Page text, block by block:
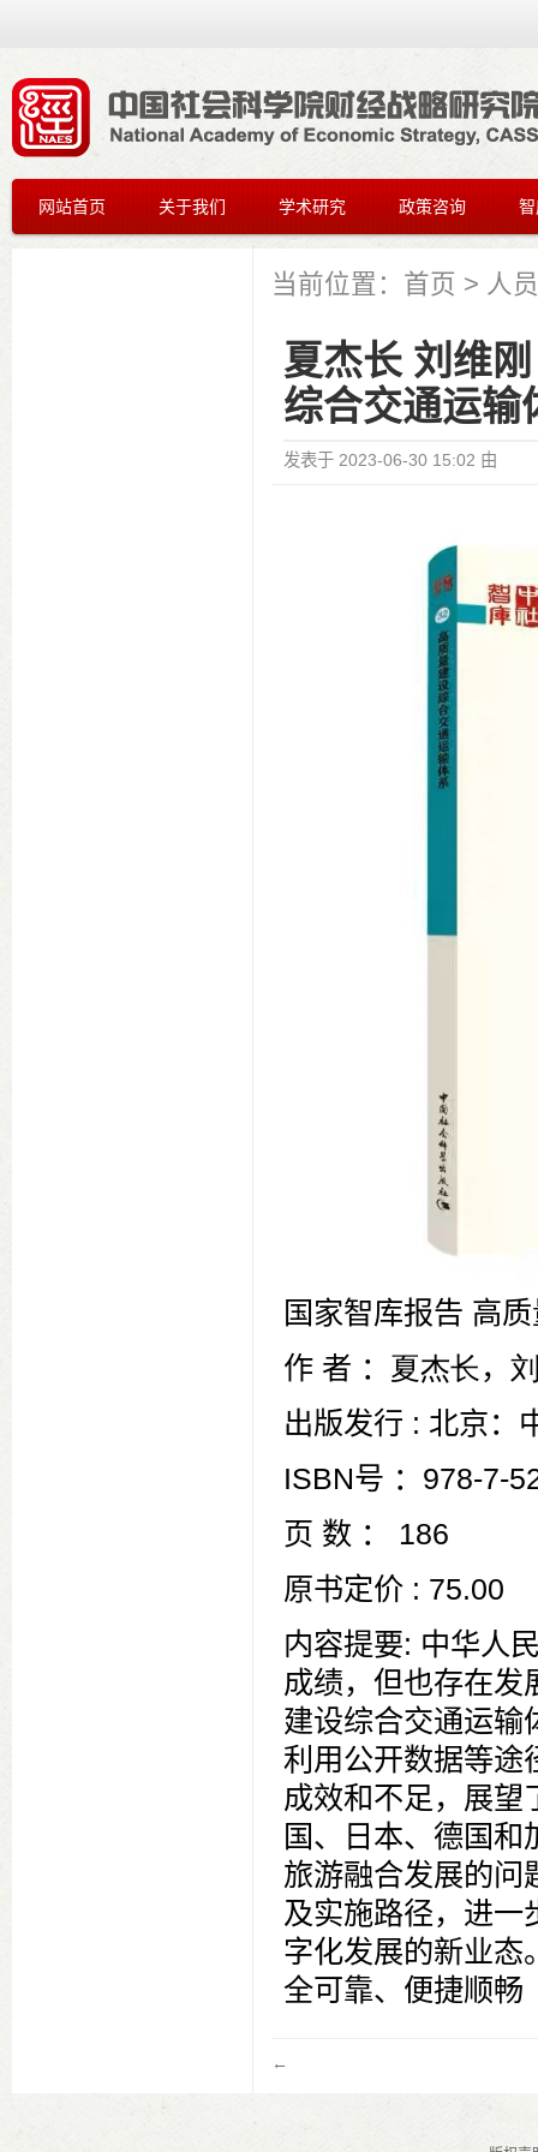
网站首页 关于我们 学术研究 政策咨询
当前位置： 首页 > 人员
夏杰长 刘维
综合交通运输
发表于 2023-06-30 15:02 由
国家智库报告 高
作 者 ： 夏杰长 ，
出版发行 : 北京：
ISBN号 ： 978-7-
页 数 ：
186
原书定价 : 75.00
内容提要: 中华人
成绩，但也存在发
建设综合交通运输
利用公开数据等途
成效和不足，展望
国、日本、德国
旅游融合发展的问
及实施路径，进一
字化发展的新业态
全可靠、便捷顺畅
←